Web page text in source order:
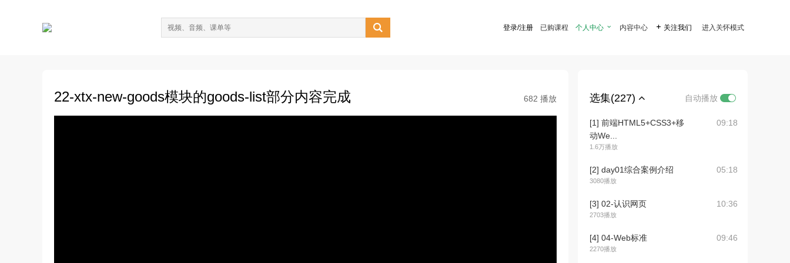
 登录/注册 已购课程 个人中心  内容中心  关注我们 进入关怀模式
22-xtx-new-goods模块的goods-list部分内容完成 682 播放 选集(227) 自动播放
[1] 前端HTML5+CSS3+移
动We...
1.6万播放
09:18
[2] day01综合案例介绍
3080播放
05:18
[3] 02-认识网页
2703播放
10:36
[4] 04-Web标准
2270播放
09:46